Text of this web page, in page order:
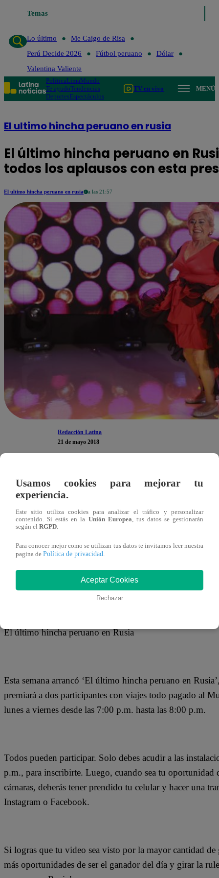
Temas
Lo último
Me Caigo de Risa
Perú Decide 2026
Fútbol peruano
Dólar
Valentina Valiente
PolíticaLimaMundo
Te ayudoTendencias
DeportesEspectáculos
TV en vivo MENÚ
El ultimo hincha peruano en rusia
El último hincha peruano en
todos los aplausos con esta
El ultimo hincha peruano en rusia a las 21:57
Redacción Latina
21 de mayo 2018
Directamente de la Sociedad de Beneficencia de Lima –
hincha peruano en Rusia’ debidamente ataviada con su
Luego de contarnos que tiene un novio y que lleva doce
conocido mambo, llevándose los aplausos de todos los
público a su performance revisando el video.
El último hincha peruano en Rusia
Esta semana arrancó ‘El último hincha peruano en
premiará a dos participantes con viajes todo pagado al
lunes a viernes desde las 7:00 p.m. hasta las 8:00 p.m.
Todos pueden participar. Solo debes acudir a las
p.m., para inscribirte. Luego, cuando sea tu oportunidad
cámaras, deberás tener prendido tu celular y hacer una
Instagram o Facebook.
Si logras que tu video sea visto por la mayor cantidad de
más oportunidades de ser el ganador del día y girar la
Usamos cookies para mejorar tu
experiencia.
Este sitio utiliza cookies para analizar el tráfico y personalizar
contenido. Si estás en la Unión Europea, tus datos se gestionarán
según el RGPD.
Para conocer mejor como se utilizan tus datos te invitamos leer nuestra
pagina de Política de privacidad.
Aceptar Cookies
Rechazar